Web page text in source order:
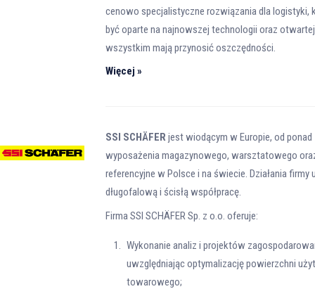
cenowo specjalistyczne rozwiązania dla logistyki,
być oparte na najnowszej technologii oraz
wszystkim mają przynosić oszczędności.
Więcej »
SSI SCHÄFER jest wiodącym w Europie, od
wyposażenia magazynowego, warsztatowego
referencyjne w Polsce i na świecie. Działania
długofalową i ścisłą współpracę.
Firma SSI SCHÄFER Sp. z o.o. oferuje:
Wykonanie analiz i projektów
uwzględniając optymalizację powierzchni
towarowego;